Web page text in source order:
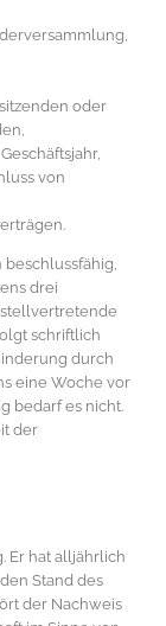
oder
von
drei
schriftlich
durch
eine Woche vor
bedarf es nicht.
der
Er hat alljährlich
Stand des
der Nachweis